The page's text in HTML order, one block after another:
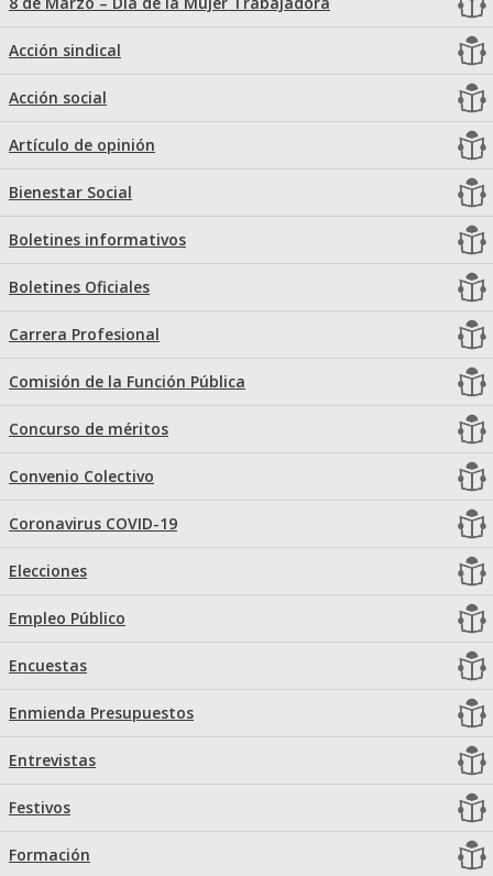
Acción sindical
Acción social
Artículo de opinión
Bienestar Social
Boletines informativos
Boletines Oficiales
Carrera Profesional
Comisión de la Función Pública
Concurso de méritos
Convenio Colectivo
Coronavirus COVID-19
Elecciones
Empleo Público
Encuestas
Enmienda Presupuestos
Entrevistas
Festivos
Formación